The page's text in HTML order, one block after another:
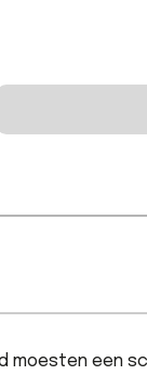
moesten een